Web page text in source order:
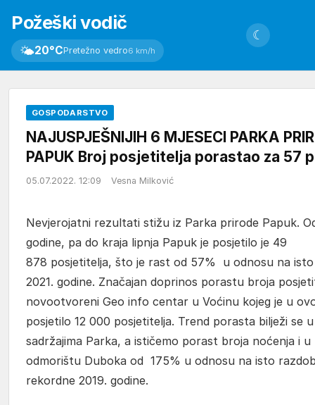
Požeški vodič
🌤20°CPretežno vedro6 km/h
☾
GOSPODARSTVO
NAJUSPJEŠNIJIH 6 MJESECI PARKA
PAPUK Broj posjetitelja porastao za 57
05.07.2022. 12:09 Vesna Milković
Nevjerojatni rezultati stižu iz Parka prirode Papuk.
godine, pa do kraja lipnja Papuk je posjetilo je 49
878 posjetitelja, što je rast od 57% u odnosu na
2021. godine. Značajan doprinos porastu broja
novootvoreni Geo info centar u Voćinu kojeg je u
posjetilo 12 000 posjetitelja. Trend porasta bilježi se
sadržajima Parka, a ističemo porast broja noćenja i u
odmorištu Duboka od 175% u odnosu na isto
rekordne 2019. godine.